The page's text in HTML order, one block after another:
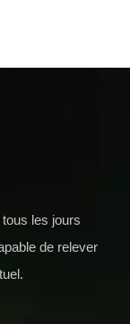
les jours
de relever